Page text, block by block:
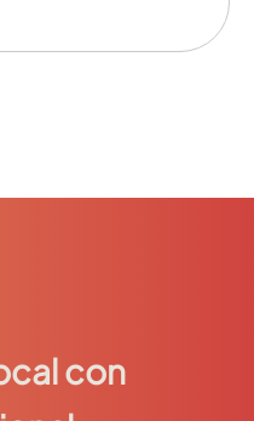
con